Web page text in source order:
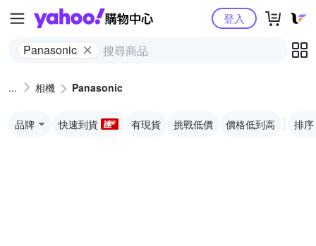
Yahoo購物中心
Panasonic
登入
相機 Panasonic
品牌 快速到貨 有現貨 挑戰低價 價格低到高 排序